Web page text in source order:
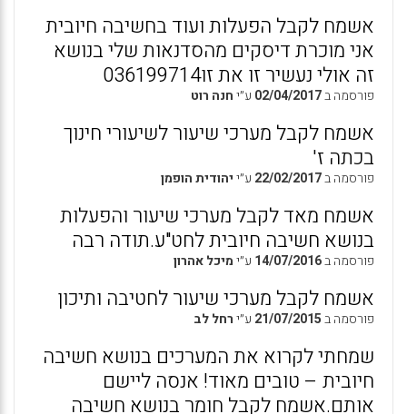
אשמח לקבל הפעלות ועוד בחשיבה חיובית
אני מוכרת דיסקים מהסדנאות שלי בנושא
זה אולי נעשיר זו את זו036199714
פורסמה ב02/04/2017 ע״יחנה רוט
אשמח לקבל מערכי שיעור לשיעורי חינוך
בכתה ז'
פורסמה ב22/02/2017 ע״ייהודית הופמן
אשמח מאד לקבל מערכי שיעור והפעלות
בנושא חשיבה חיובית לחט"ע.תודה רבה
פורסמה ב14/07/2016 ע״ימיכל אהרון
אשמח לקבל מערכי שיעור לחטיבה ותיכון
פורסמה ב21/07/2015 ע״ירחל לב
שמחתי לקרוא את המערכים בנושא חשיבה
חיובית – טובים מאוד! אנסה ליישם
אותם.אשמח לקבל חומר בנושא חשיבה